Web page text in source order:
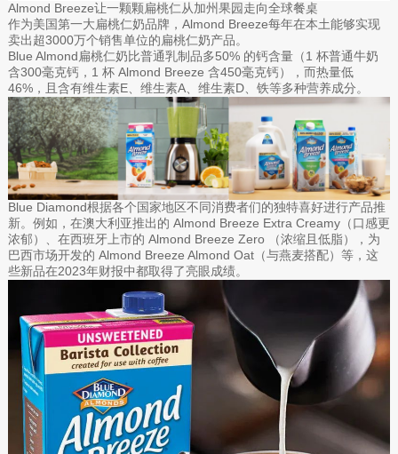
Almond Breeze让一颗颗扁桃仁从加州果园走向全球餐桌
作为美国第一大扁桃仁奶品牌，Almond Breeze每年在本土能够实现
卖出超3000万个销售单位的扁桃仁奶产品。
Blue Almond扁桃仁奶比普通乳制品多50% 的钙含量（1 杯普通牛奶
含300毫克钙，1 杯 Almond Breeze 含450毫克钙），而热量低
46%，且含有维生素E、维生素A、维生素D、铁等多种营养成分。
Blue Diamond根据各个国家地区不同消费者们的独特喜好进行产品推
新。例如，在澳大利亚推出的 Almond Breeze Extra Creamy（口感更
浓郁）、在西班牙上市的 Almond Breeze Zero （浓缩且低脂），为
巴西市场开发的 Almond Breeze Almond Oat（与燕麦搭配）等，这
些新品在2023年财报中都取得了亮眼成绩。